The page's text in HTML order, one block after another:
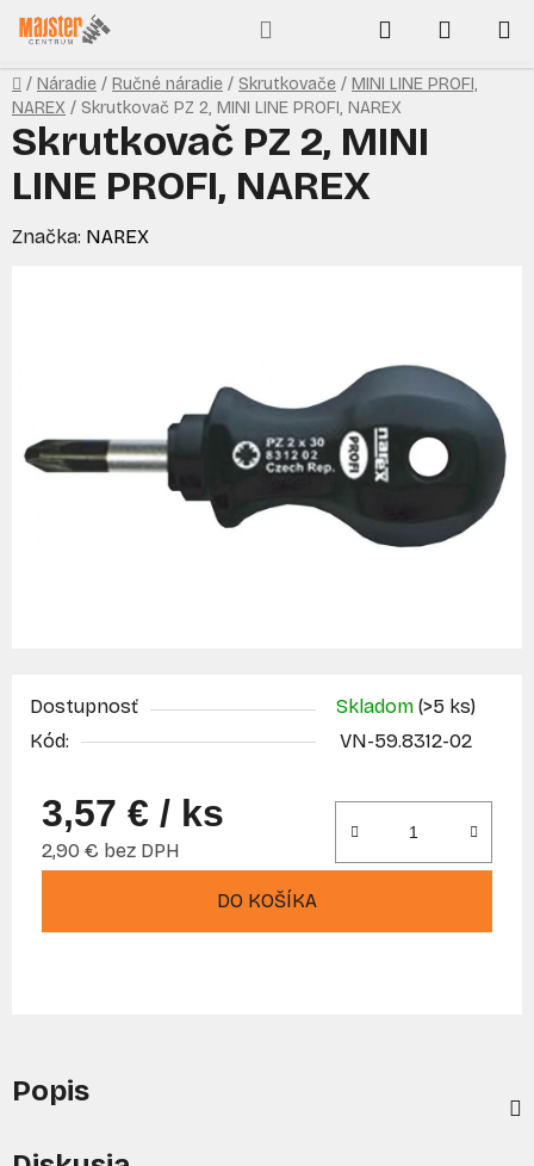
Prejsť
na
obsah
Hľadať
KOŠÍK
Domov
/ Náradie / Ručné náradie / Skrutkovače / MINI LINE PROFI,
NAREX / Skrutkovač PZ 2, MINI LINE PROFI, NAREX
Dostupnosť Skladom (>5 ks)
Kód:
VN-59.8312-02
3,57 € / ks
2,90 € bez DPH
DO KOŠÍKA
Skrutkovač PZ 2, MINI
LINE PROFI, NAREX
Značka: NAREX
Popis